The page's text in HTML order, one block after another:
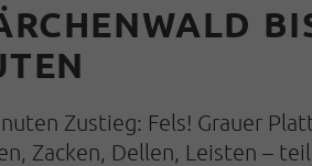
Zustieg: Fels! Grauer
Zacken, Dellen, Leisten –